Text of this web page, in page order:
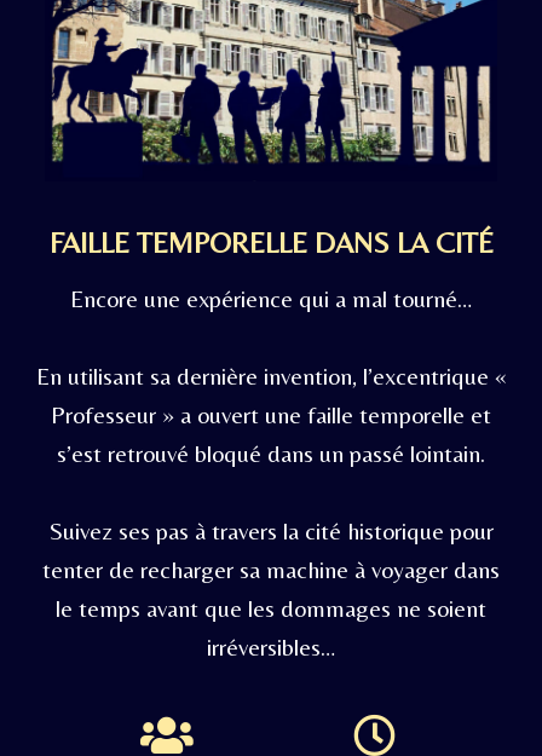
FAILLE TEMPORELLE DANS LA CITÉ
Encore une expérience qui a mal tourné…
En utilisant sa dernière invention, l’excentrique «
Professeur » a ouvert une faille temporelle et
s’est retrouvé bloqué dans un passé lointain.
Suivez ses pas à travers la cité historique pour
tenter de recharger sa machine à voyager dans
le temps avant que les dommages ne soient
irréversibles…